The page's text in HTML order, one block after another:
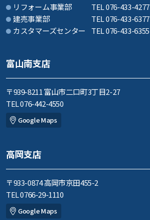
リフォーム事業部
TEL 076-433-4277
建売事業部
TEL 076-433-6377
カスタマーズセンター
TEL 076-433-6355
富山南支店
〒939-8211 富山市二口町3丁目2-27
TEL 076-442-4550
Google Maps
高岡支店
〒933-0874 高岡市京田455-2
TEL 0766-29-1110
Google Maps